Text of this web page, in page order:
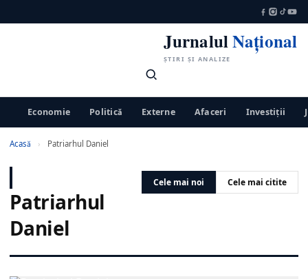
JurnalulNațional
ȘTIRI ȘI ANALIZE
Economie Politică Externe Afaceri Investiții
Acasă › Patriarhul Daniel
Patriarhul
Daniel
Cele mai noi Cele mai citite